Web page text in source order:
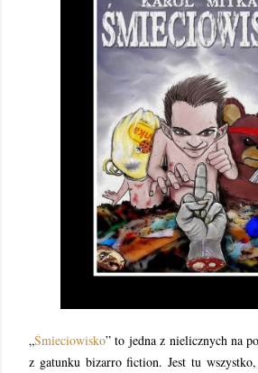
„Śmieciowisko” to jedna z nielicznych na
z gatunku bizarro fiction. Jest tu